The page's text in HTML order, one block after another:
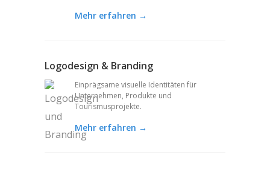
Mehr erfahren →
Logodesign & Branding
Einprägsame visuelle Identitäten für
Unternehmen, Produkte und
Tourismusprojekte.
Mehr erfahren →